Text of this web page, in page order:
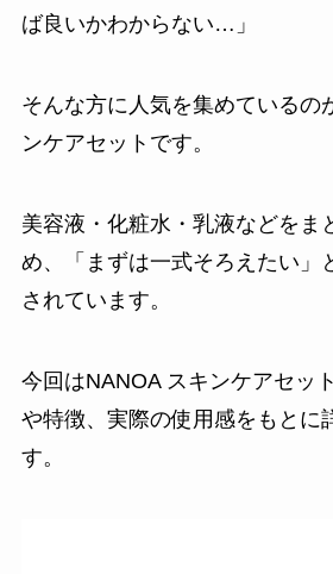
ば良いかわからない…」
そんな方に人気を集めているの
ンケアセットです。
美容液・化粧水・乳液などをま
め、「まずは一式そろえたい」
されています。
今回はNANOA スキンケアセッ
や特徴、実際の使用感をもとに
す。